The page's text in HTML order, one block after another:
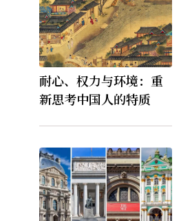
耐心、权力与环境：重
新思考中国人的特质